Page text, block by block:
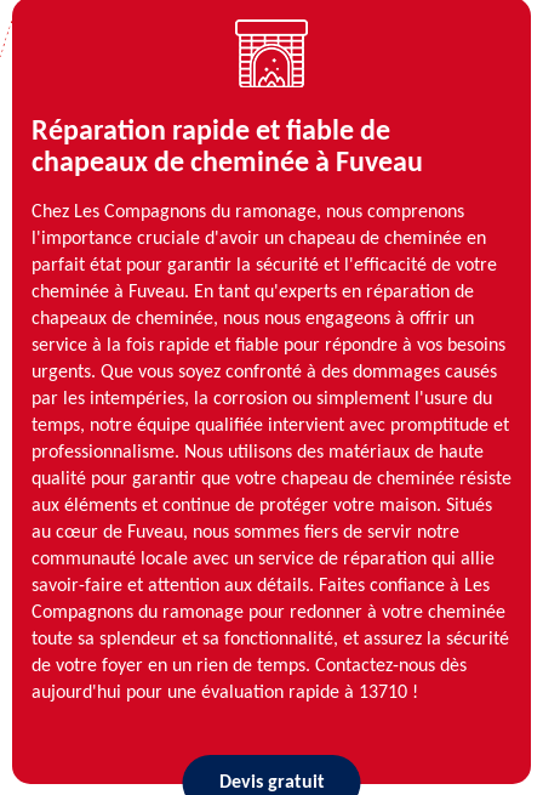
Réparation rapide et fiable de
chapeaux de cheminée à Fuveau
Chez Les Compagnons du ramonage, nous comprenons
l'importance cruciale d'avoir un chapeau de cheminée en
parfait état pour garantir la sécurité et l'efficacité de votre
cheminée à Fuveau. En tant qu'experts en réparation de
chapeaux de cheminée, nous nous engageons à offrir un
service à la fois rapide et fiable pour répondre à vos besoins
urgents. Que vous soyez confronté à des dommages causés
par les intempéries, la corrosion ou simplement l'usure du
temps, notre équipe qualifiée intervient avec promptitude et
professionnalisme. Nous utilisons des matériaux de haute
qualité pour garantir que votre chapeau de cheminée résiste
aux éléments et continue de protéger votre maison. Situés
au cœur de Fuveau, nous sommes fiers de servir notre
communauté locale avec un service de réparation qui allie
savoir-faire et attention aux détails. Faites confiance à Les
Compagnons du ramonage pour redonner à votre cheminée
toute sa splendeur et sa fonctionnalité, et assurez la sécurité
de votre foyer en un rien de temps. Contactez-nous dès
aujourd'hui pour une évaluation rapide à 13710 !
Devis gratuit